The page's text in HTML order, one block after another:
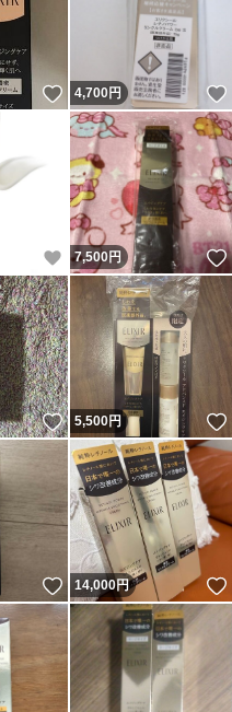
いいね！
4,700円
いいね！
7,500円
いいね！
5,500円
いいね！
14,000円